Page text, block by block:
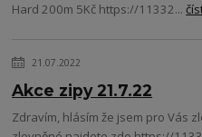
Hard 200m 5Kč https://11332...
21.07.2022
Akce zipy 21.7.22
Zdravím, hlásím že jsem pro Vás